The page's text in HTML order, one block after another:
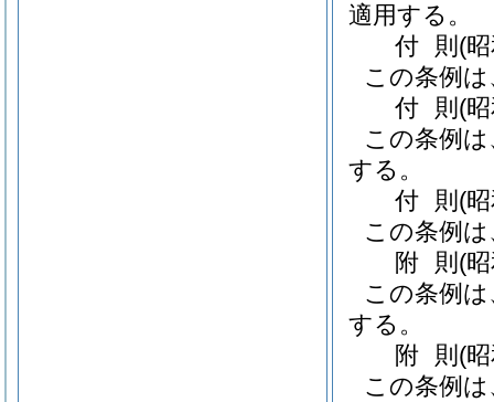
適用する。
付 則 (
この条例
付 則 (
この条例
する。
付 則 (
この条例
附 則 (
この条例
する。
附 則 (
この条例